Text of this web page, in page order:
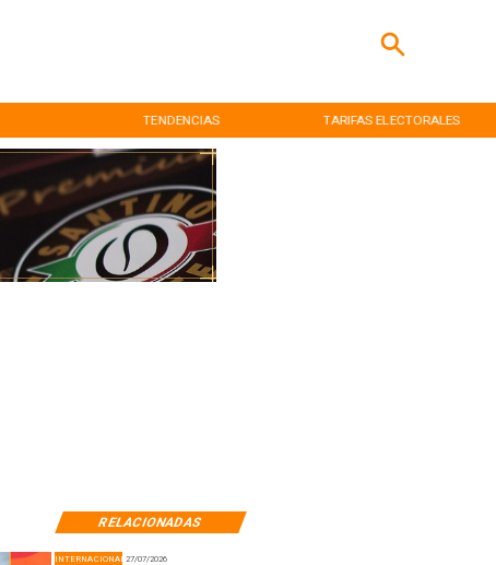
TENDENCIAS TARIFAS ELECTORALES
RELACIONADAS
27/07/2026
INTERNACIONAL